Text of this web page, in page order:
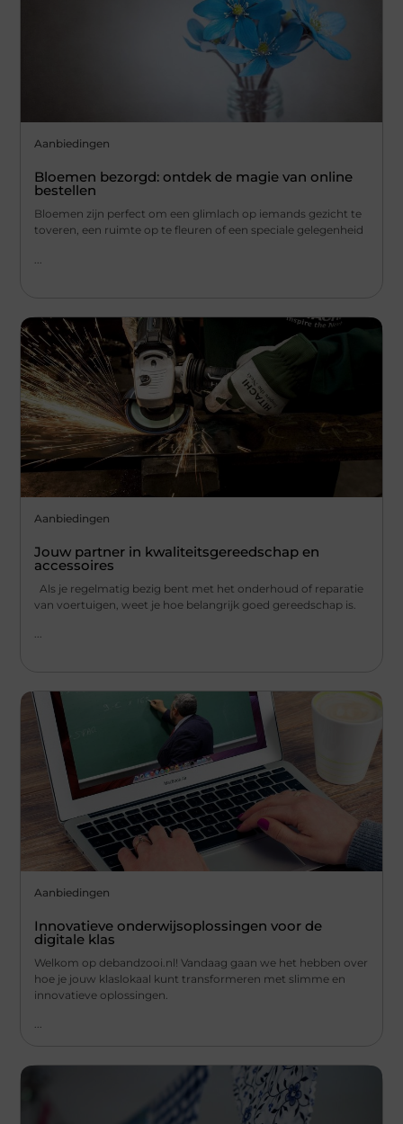
Aanbiedingen
Bloemen bezorgd: ontdek de magie van online
bestellen
Bloemen zijn perfect om een glimlach op iemands gezicht te
toveren, een ruimte op te fleuren of een speciale gelegenheid
Aanbiedingen
Jouw partner in kwaliteitsgereedschap en
accessoires
Als je regelmatig bezig bent met het onderhoud of reparatie
van voertuigen, weet je hoe belangrijk goed gereedschap is.
...
Aanbiedingen
Innovatieve onderwijsoplossingen voor de
digitale klas
Welkom op debandzooi.nl! Vandaag gaan we het hebben over
hoe je jouw klaslokaal kunt transformeren met slimme en
innovatieve oplossingen.
...